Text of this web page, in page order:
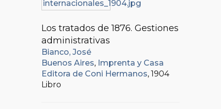
Los tratados de 1876. Gestiones
administrativas
Bianco, José
Buenos Aires, Imprenta y Casa
Editora de Coni Hermanos, 1904
Libro